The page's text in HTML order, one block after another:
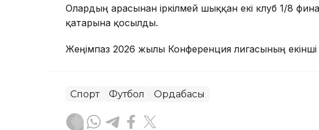
Олардың арасынан іркілмей шыққан екі клуб 1/8
қатарына қосылды.
Жеңімпаз 2026 жылы Конференция лигасының екінші
Спорт Футбол Ордабасы